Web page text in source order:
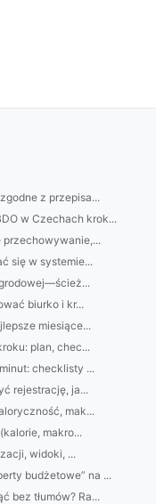
z przepisa...
w Czechach krok...
przechowywanie,...
się w systemie...
biurko i kr...
miesiące...
plan, chec...
checklisty ...
rejestrację, ja...
mak...
makro...
widoki, ...
budżetowe” na ...
bez tłumów? Ra...